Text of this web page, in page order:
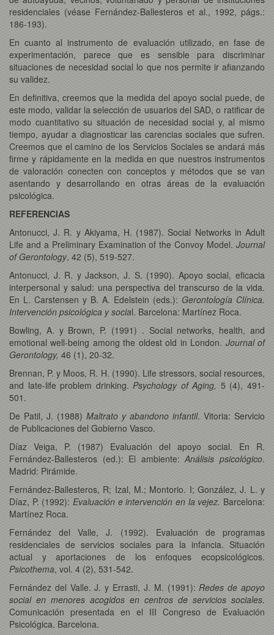
residenciales (véase Fernández-Ballesteros et al., 1992, págs.:
186-193).
En cuanto al instrumento de evaluación utilizado, en fase de
experimentación, parece que es sensible para discriminar
situaciones de necesidad social lo que nos permite ir afianzando
su validez.
En definitiva, creemos que la medida del apoyo social puede, de
este modo, validar la selección de usuarios del SAD, o ratificar de
modo cuantitativo su situación de necesidad social y, al mismo
tiempo, ayudar a diagnosticar las carencias sociales que sufren.
Creemos que el camino de los Servicios Sociales se andará más
firme y rápidamente en la medida en que nuestros instrumentos
de valoración conecten con conceptos y métodos que se van
asentando y desarrollando en otras áreas de la evaluación
psicológica.
REFERENCIAS
Antonucci, J. R. y Akiyama, H. (1987). Social Networks in Adult
Life and a Preliminary Examination of the Convoy Model. Journal
of Gerontology, 42 (5), 519-527.
Antonucci, J. R. y Jackson, J. S. (1990). Apoyo social, eficacia
interpersonal y salud: una perspectiva del transcurso de la vida.
En L. Carstensen y B. A. Edelstein (eds.): Gerontología Clínica.
Intervención psicológica y social. Barcelona: Martínez Roca.
Bowling, A. y Brown, P. (1991) . Social networks, health, and
emotional well-being among the oldest old in London. Journal of
Gerontology, 46 (1), 20-32.
Brennan, P. y Moos, R. H. (1990). Life stressors, social resources,
and late-life problem drinking.Psychology of Aging, 5 (4), 491-
501.
De Patil, J. (1988) Maltrato y abandono infantil. Vitoria: Servicio
de Publicaciones del Gobierno Vasco.
Díaz Veiga, P. (1987) Evaluación del apoyo social. En R.
Fernández-Ballesteros (ed.): El ambiente:Análisis psicológico.
Madrid: Pirámide.
Fernández-Ballesteros, R; Izal, M.; Montorio. I; González, J. L. y
Díaz, P. (1992): Evaluación e intervención en la vejez. Barcelona:
Martínez Roca.
Fernández del Valle, J. (1992). Evaluación de programas
residenciales de servicios sociales para la infancia. Situación
actual y aportaciones de los enfoques ecopsicológicos.
Psicothema, vol. 4 (2), 531-542.
Fernández del Valle. J. y Errasti, J. M. (1991): Redes de apoyo
social en menores acogidos en centros de servicios sociales.
Comunicación presentada en el III Congreso de Evaluación
Psicológica. Barcelona.